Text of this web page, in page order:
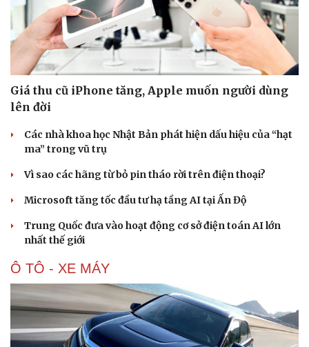
Sức khỏe
Dinh dưỡng - món ngon
Cây thuốc
Sản phụ khoa
Nhi khoa
Làm đẹp - giảm cân
Phòng mạch online
Đời sống
Nhà đẹp
Blog
Tình yêu - Gia đình
Giá thu cũ iPhone tăng, Apple muốn người dùng
lên đời
Các nhà khoa học Nhật Bản phát hiện dấu hiệu của “hạt
ma” trong vũ trụ
Vì sao các hãng từ bỏ pin tháo rời trên điện thoại?
Microsoft tăng tốc đầu tư hạ tầng AI tại Ấn Độ
Trung Quốc đưa vào hoạt động cơ sở điện toán AI lớn
nhất thế giới
Ô TÔ - XE MÁY